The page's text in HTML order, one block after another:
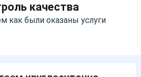
качества
как были оказаны услуги